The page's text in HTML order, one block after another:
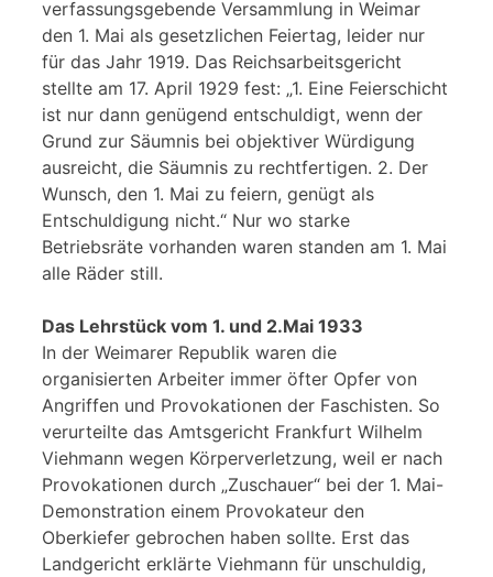
verfassungsgebende Versammlung in Weimar
den 1. Mai als gesetzlichen Feiertag, leider nur
für das Jahr 1919. Das Reichsarbeitsgericht
stellte am 17. April 1929 fest: „1. Eine Feierschicht
ist nur dann genügend entschuldigt, wenn der
Grund zur Säumnis bei objektiver Würdigung
ausreicht, die Säumnis zu rechtfertigen. 2. Der
Wunsch, den 1. Mai zu feiern, genügt als
Entschuldigung nicht.“ Nur wo starke
Betriebsräte vorhanden waren standen am 1. Mai
alle Räder still.
Das Lehrstück vom 1. und 2.Mai 1933
In der Weimarer Republik waren die
organisierten Arbeiter immer öfter Opfer von
Angriffen und Provokationen der Faschisten. So
verurteilte das Amtsgericht Frankfurt Wilhelm
Viehmann wegen Körperverletzung, weil er nach
Provokationen durch „Zuschauer“ bei der 1. Mai-
Demonstration einem Provokateur den
Oberkiefer gebrochen haben sollte. Erst das
Landgericht erklärte Viehmann für unschuldig,